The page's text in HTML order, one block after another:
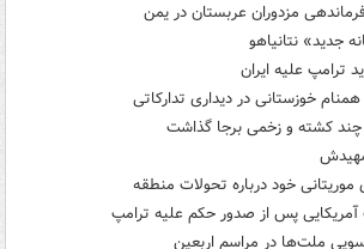
مزدوران عربستان در یمن
جدید» نتانیاهو
ترامپ علیه ایران
خوزستانی در دیداری تدارکاتی
کشته و زخمی برجا گذاشت
خود درباره تحولات منطقه
پس از صدور حکم علیه ترامپ
ملت‌ها در مراسم اربعین